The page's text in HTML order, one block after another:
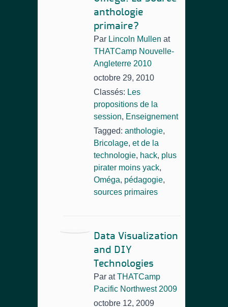
anthologie
primaire?
Par Lincoln Mullen at
THATCamp Nouvelle-
Angleterre 2010
octobre 29, 2010
Classés: Les
propositions de la
session, Enseignement
Tagged: anthologie,
Bricolage, et de la
technologie, hack, plus
pirater moins yack,
Oméga, pédagogie,
sources primaires
Data Visualization
and DIY
Technologies
Par atTHATCamp
Pacific Northwest 2009
octobre 12, 2009